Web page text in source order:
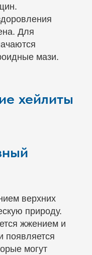
Для
мази.
хейлиты
верхних
природу.
жжением и
появляется
могут